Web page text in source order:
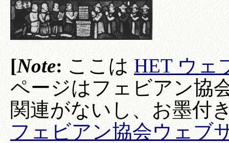
[Note:ここはHET ウェ
ページはフェビアン協
関連がないし、お墨付
フェビアン協会ウェブ